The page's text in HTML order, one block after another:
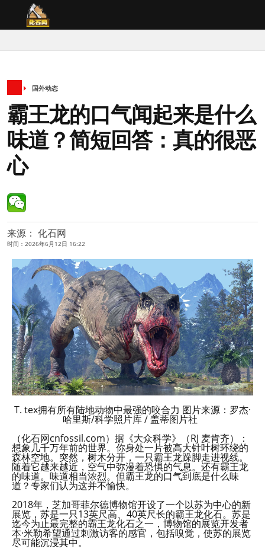
国外动态
霸王龙的口气闻起来是什么
味道？简短回答：真的很恶
心
来源： 化石网
时间：2026年6月12日 16:22
T. tex拥有所有陆地动物中最强的咬合力 图片来源：罗杰·
哈里斯/科学照片库 / 盖蒂图片社
（化石网cnfossil.com）据《大众科学》（RJ 麦肯齐）：
想象几千万年前的世界。你身处一片被高大针叶树环绕的
森林空地。突然，树木分开，一只霸王龙跺脚走进视线。
随着它越来越近，空气中弥漫着恐惧的气息。还有霸王龙
的味道。味道相当浓烈。但霸王龙的口气到底是什么味
道？专家们认为这并不愉快。
2018年，芝加哥菲尔德博物馆开设了一个以苏为中心的新
展览，苏是一只13英尺高、40英尺长的霸王龙化石。苏是
迄今为止最完整的霸王龙化石之一，博物馆的展览开发者
本·米勒希望通过刺激访客的感官，包括嗅觉，使苏的展览
尽可能沉浸其中。